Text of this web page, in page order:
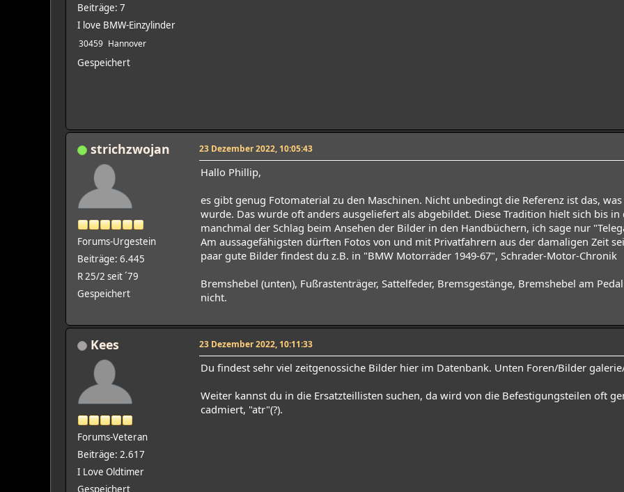
Beiträge: 7
I love BMW-Einzylinder
30459 Hannover
Gespeichert
strichzwojan
Forums-Urgestein
Beiträge: 6.445
R 25/2 seit ´79
Gespeichert
23 Dezember 2022, 10:05:43
Hallo Phillip,
es gibt genug Fotomaterial zu den Maschinen. Nicht unbedingt die Referenz ist das,
wurde. Das wurde oft anders ausgeliefert als abgebildet. Diese Tradition hielt sich bis in
manchmal der Schlag beim Ansehen der Bilder in den Handbüchern, ich sage nur
Am aussagefähigsten dürften Fotos von und mit Privatfahrern aus der damaligen Zeit
paar gute Bilder findest du z.B. in "BMW Motorräder 1949-67", Schrader-Motor-Chronik
Bremshebel (unten), Fußrastenträger, Sattelfeder, Bremsgestänge, Bremshebel am
nicht.
Kees
Forums-Veteran
Beiträge: 2.617
I Love Oldtimer
Gespeichert
23 Dezember 2022, 10:11:33
Du findest sehr viel zeitgenossiche Bilder hier im Datenbank. Unten Foren/Bilder
Weiter kannst du in die Ersatzteillisten suchen, da wird von die Befestigungsteilen oft
cadmiert, "atr"(?).